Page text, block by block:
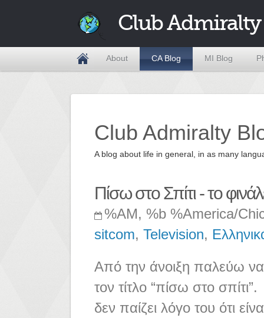
Club Admiralty
About CA Blog MI Blog
Club Admiralty
A blog about life in general, in as many
Πίσω στο Σπίτι - το
%AM, %b %America/
sitcom, Television,
Από την άνοιξη παλεύω
τον τίτλο “πίσω στο
δεν παίζει λόγο του ότι